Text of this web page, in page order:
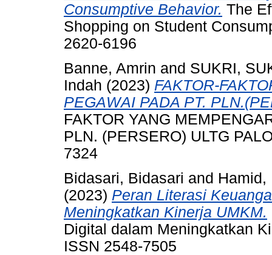
Consumptive Behavior. The
Shopping on Student
2620-6196
Banne, Amrin and SUKRI,
Indah (2023) FAKTOR-
PEGAWAI PADA PT.
FAKTOR YANG
PLN. (PERSERO) ULTG
7324
Bidasari, Bidasari and Hamid,
(2023) Peran Literasi
Meningkatkan Kinerja UMKM.
Digital dalam Meningkatkan
ISSN 2548-7505